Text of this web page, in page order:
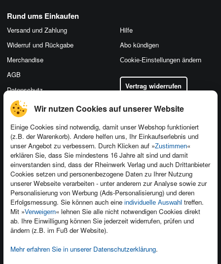
Wir nutzen Cookies auf unserer Website
Einige Cookies sind notwendig, damit unser Webshop funktioniert
(z.B. der Warenkorb). Andere helfen uns, Ihr Einkaufserlebnis und
unser Angebot zu verbessern. Durch Klicken auf »Zustimmen«
erklären Sie, dass Sie mindestens 16 Jahre alt sind und damit
einverstanden sind, dass der Rheinwerk Verlag und auch Drittanbieter
Cookies setzen und personenbezogene Daten zu Ihrer Nutzung
unserer Webseite verarbeiten - unter anderem zur Analyse sowie zur
Personalisierung von Werbung (Ads-Personalisierung) und deren
Erfolgsmessung. Sie können auch eine individuelle Auswahl treffen.
Mit »Verweigern« lehnen Sie alle nicht notwendigen Cookies direkt
ab. Ihre Einwilligung können Sie jederzeit widerrufen, prüfen und
ändern (z.B. im Fuß der Website).
Mehr erfahren Sie in unserer Datenschutzerklärung.
Kontakt
Newsletter
Für Unternehmen
Presseservice
Dozentenservice
Produktfeedback
Foreign Rights
Ein Buch schreiben
Rund ums Einkaufen
Versand und Zahlung
Widerruf und Rückgabe
Merchandise
AGB
Datenschutz
Hilfe
Abo kündigen
Cookie-Einstellungen ändern
Vertrag widerrufen
Kundenservice